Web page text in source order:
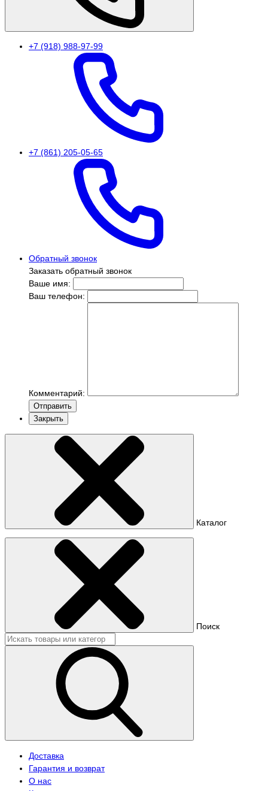
+7 (918) 988-97-99
+7 (861) 205-05-65
Обратный звонок
Заказать обратный звонок
Ваше имя:
Ваш телефон:
Комментарий:
Отправить
Закрыть
Каталог
Поиск
Доставка
Гарантия и возврат
О нас